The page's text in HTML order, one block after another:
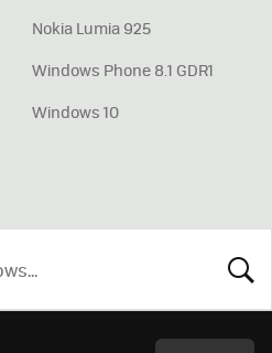
Nokia Lumia 925
Windows Phone 8.1 GDR1
Windows 10